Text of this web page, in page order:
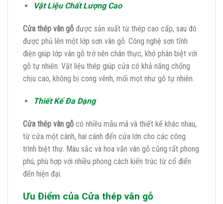
Vật Liệu Chất Lượng Cao
Cửa thép vân gỗ được sản xuất từ thép cao cấp, sau đó
được phủ lên một lớp sơn vân gỗ. Công nghệ sơn tĩnh
điện giúp lớp vân gỗ trở nên chân thực, khó phân biệt với
gỗ tự nhiên. Vật liệu thép giúp cửa có khả năng chống
chịu cao, không bị cong vênh, mối mọt như gỗ tự nhiên.
Thiết Kế Đa Dạng
Cửa thép vân gỗ có nhiều mẫu mã và thiết kế khác nhau,
từ cửa một cánh, hai cánh đến cửa lớn cho các công
trình biệt thự. Màu sắc và hoa văn vân gỗ cũng rất phong
phú, phù hợp với nhiều phong cách kiến trúc từ cổ điển
đến hiện đại.
Ưu Điểm của Cửa thép vân gỗ